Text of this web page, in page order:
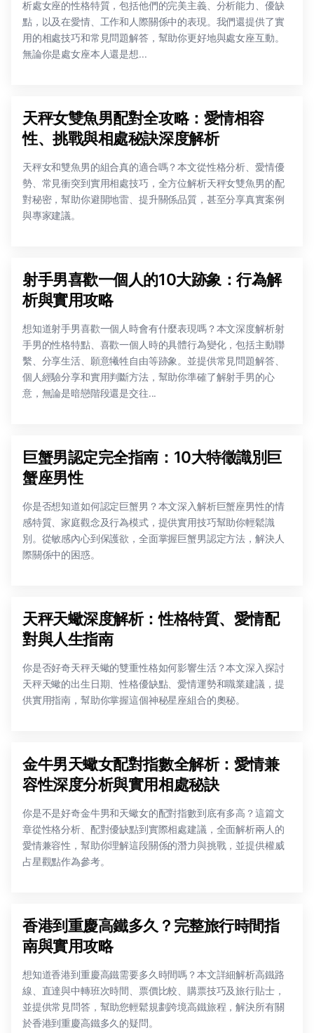
析處女座的性格特質，包括他們的完美主義、分析能力、優缺
點，以及在愛情、工作和人際關係中的表現。我們還提供了實
用的相處技巧和常見問題解答，幫助你更好地與處女座互動。
無論你是處女座本人還是想...
天秤女雙魚男配對全攻略：愛情相容
性、挑戰與相處秘訣深度解析
天秤女和雙魚男的組合真的適合嗎？本文從性格分析、愛情優
勢、常見衝突到實用相處技巧，全方位解析天秤女雙魚男的配
對秘密，幫助你避開地雷、提升關係品質，甚至分享真實案例
與專家建議。
射手男喜歡一個人的10大跡象：行為解
析與實用攻略
想知道射手男喜歡一個人時會有什麼表現嗎？本文深度解析射
手男的性格特點、喜歡一個人時的具體行為變化，包括主動聯
繫、分享生活、願意犧牲自由等跡象。並提供常見問題解答、
個人經驗分享和實用判斷方法，幫助你準確了解射手男的心
意，無論是暗戀階段還是交往...
巨蟹男認定完全指南：10大特徵識別巨
蟹座男性
你是否想知道如何認定巨蟹男？本文深入解析巨蟹座男性的情
感特質、家庭觀念及行為模式，提供實用技巧幫助你輕鬆識
別。從敏感內心到保護欲，全面掌握巨蟹男認定方法，解決人
際關係中的困惑。
天秤天蠍深度解析：性格特質、愛情配
對與人生指南
你是否好奇天秤天蠍的雙重性格如何影響生活？本文深入探討
天秤天蠍的出生日期、性格優缺點、愛情運勢和職業建議，提
供實用指南，幫助你掌握這個神秘星座組合的奧秘。
金牛男天蠍女配對指數全解析：愛情兼
容性深度分析與實用相處秘訣
你是不是好奇金牛男和天蠍女的配對指數到底有多高？這篇文
章從性格分析、配對優缺點到實際相處建議，全面解析兩人的
愛情兼容性，幫助你理解這段關係的潛力與挑戰，並提供權威
占星觀點作為參考。
香港到重慶高鐵多久？完整旅行時間指
南與實用攻略
想知道香港到重慶高鐵需要多久時間嗎？本文詳細解析高鐵路
線、直達與中轉班次時間、票價比較、購票技巧及旅行貼士，
並提供常見問答，幫助您輕鬆規劃跨境高鐵旅程，解決所有關
於香港到重慶高鐵多久的疑問。